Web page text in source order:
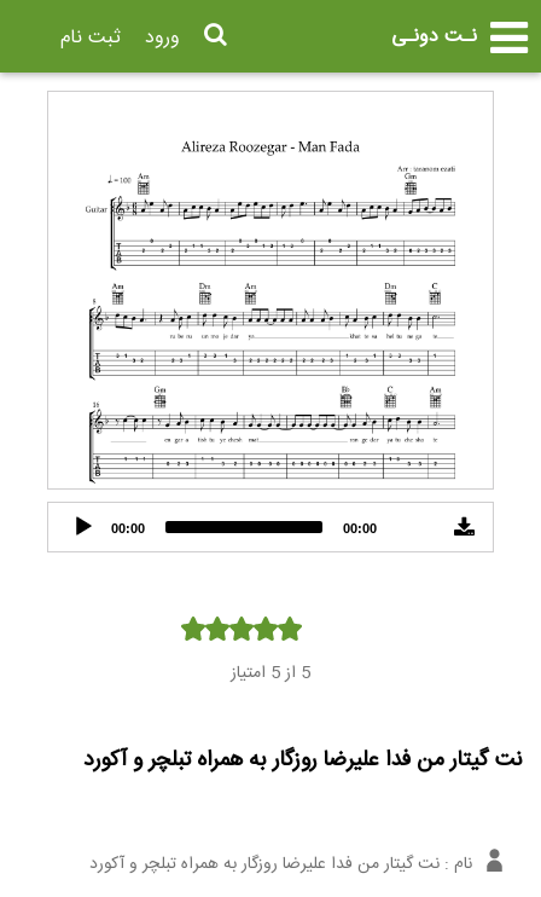
نـت دونـی ثبت نام ورود
Audio
Player
00:00 00:00
5 از 5 امتیاز
نت گیتار من فدا علیرضا روزگار به همراه تبلچر و آکورد
نام : نت گیتار من فدا علیرضا روزگار به همراه تبلچر و آکورد